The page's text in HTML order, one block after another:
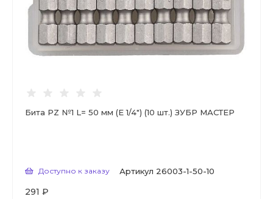
Бита PZ №1 L= 50 мм (Е 1/4") (10 шт.) ЗУБР МАСТЕР
Доступно к заказу Артикул 26003-1-50-10
291 ₽